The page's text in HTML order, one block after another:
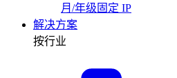
月/年级固定 IP
解决方案
按行业